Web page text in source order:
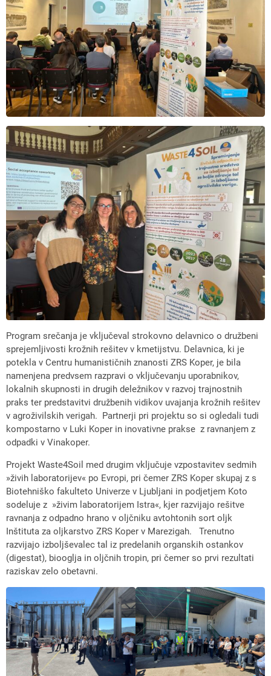
Program srečanja je vključeval strokovno delavnico o družbeni
sprejemljivosti krožnih rešitev v kmetijstvu. Delavnica, ki je
potekla v Centru humanističnih znanosti ZRS Koper, je bila
namenjena predvsem razpravi o vključevanju uporabnikov,
lokalnih skupnosti in drugih deležnikov v razvoj trajnostnih
praks ter predstavitvi družbenih vidikov uvajanja krožnih rešitev
v agroživilskih verigah. Partnerji pri projektu so si ogledali tudi
kompostarno v Luki Koper in inovativne prakse z ravnanjem z
odpadki v Vinakoper.
Projekt Waste4Soil med drugim vključuje vzpostavitev sedmih
»živih laboratorijev« po Evropi, pri čemer ZRS Koper skupaj z s
Biotehniško fakulteto Univerze v Ljubljani in podjetjem Koto
sodeluje z »živim laboratorijem Istra«, kjer razvijajo rešitve
ravnanja z odpadno hrano v oljčniku avtohtonih sort oljk
Inštituta za oljkarstvo ZRS Koper v Marezigah. Trenutno
razvijajo izboljševalec tal iz predelanih organskih ostankov
(digestat), biooglja in oljčnih tropin, pri čemer so prvi rezultati
raziskav zelo obetavni.